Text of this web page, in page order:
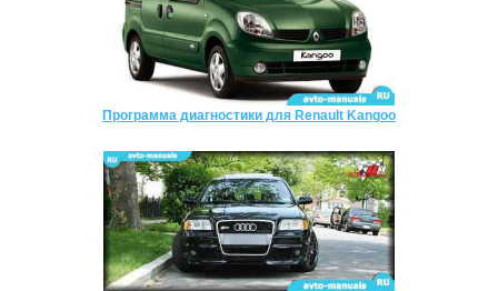
Программа диагностики для Renault Kangoo